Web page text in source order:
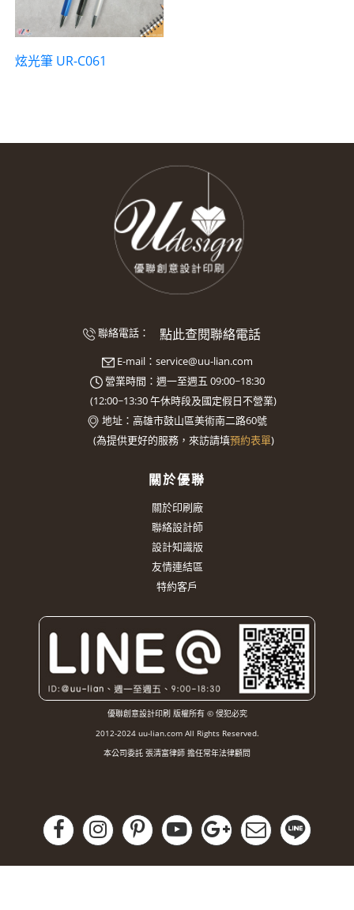
炫光筆 UR-C061
聯絡電話： 點此查閱聯絡電話
E-mail： service@uu-lian.com
營業時間：週一至週五 09:00~18:30
(12:00~13:30午休時段及國定假日不營業)
地址： 高雄市鼓山區美術南二路60號
(為提供更好的服務，來訪請填預約表單)
關於優聯
關於印刷廠
聯絡設計師
設計知識版
友情連結區
特約客戶
優聯創意設計印刷 版權所有 © 侵犯必究
2012-2024 uu-lian.com All Rights Reserved.
本公司委託 張清富律師 擔任常年法律顧問